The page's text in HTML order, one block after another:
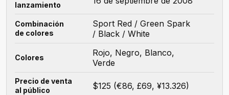
lanzamiento
Combinación
de colores
Sport Red / Green Spark
/ Black / White
Colores
Rojo, Negro, Blanco,
Verde
Precio de venta
al público
$125 (€86, £69, ¥13.326)